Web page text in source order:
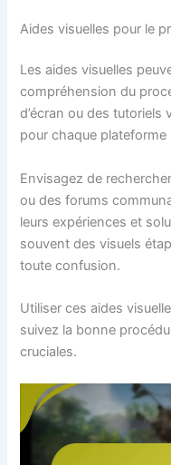
Aides visuelles pour le
Les aides visuelles
compréhension du
d’écran ou des
pour chaque
Envisagez de
ou des forums
leurs expériences et
souvent des visuels
toute confusion.
Utiliser ces aides
suivez la bonne
cruciales.